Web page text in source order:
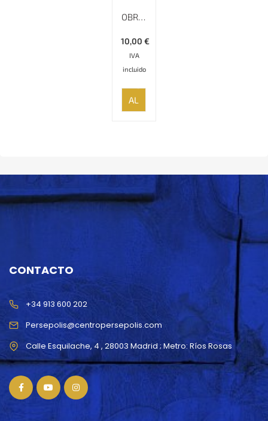
OBREROS TRABAJANDO: LECCIONES CINEMATOGRÁFICAS DE ABBAS KIAROSTAMI
€
10,00
IVA
incluido
AL
CARRITO
CONTACTO
Persepolis@centropersepolis.com
+34 913 600 202